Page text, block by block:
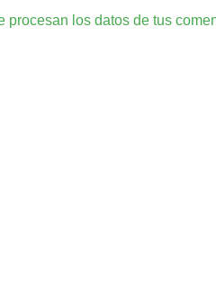
procesan los datos de tus